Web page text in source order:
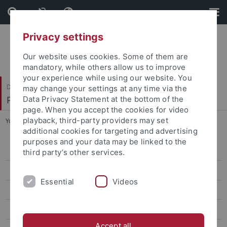
Skip
to
content
Skip
to
footer
Dezernat VI
Personal und Innere Dienste
You are here: Startseite ... Dienstreisen
Mitteilungen
Dienstreisen, Reisekosten, Exkursionen, Zentrale Fahrbereitschaft
Privacy settings
Our website uses cookies. Some of them are
mandatory, while others allow us to improve
your experience while using our website. You
may change your settings at any time via the
Data Privacy Statement at the bottom of the
page. When you accept the cookies for video
playback, third-party providers may set
additional cookies for targeting and advertising
purposes and your data may be linked to the
third party’s other services.
Essential Videos